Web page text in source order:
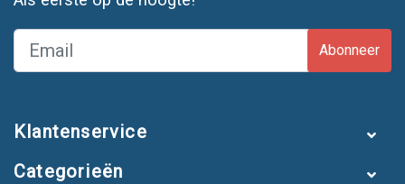
Abonneer
Klantenservice
Categorieën